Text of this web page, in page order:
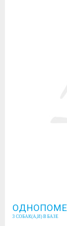
3 СОБАК(А,И) В БАЗЕ